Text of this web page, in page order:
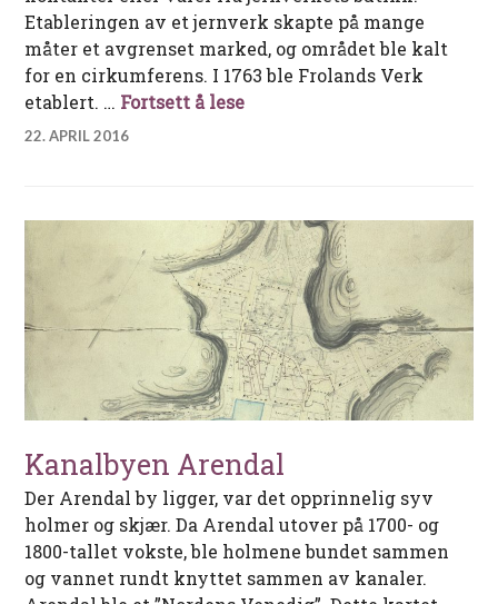
Etableringen av et jernverk skapte på mange
måter et avgrenset marked, og området ble kalt
for en cirkumferens. I 1763 ble Frolands Verk
etablert. … Fortsett å leseFrolands Verk – Aust-
22. APRIL 2016
Kanalbyen Arendal
Der Arendal by ligger, var det opprinnelig syv
holmer og skjær. Da Arendal utover på 1700- og
1800-tallet vokste, ble holmene bundet sammen
og vannet rundt knyttet sammen av kanaler.